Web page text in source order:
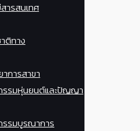
ารสนเทศ
ติทาง
การสาขา
รรมหุ่นยนต์และปัญญา
รรมบูรณาการ